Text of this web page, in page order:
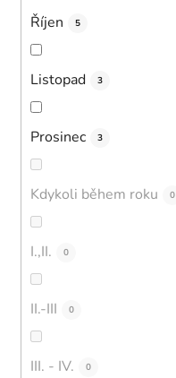
Říjen 5
Listopad 3
Prosinec 3
Kdykoli během roku 0
I.,II. 0
II.-III 0
III. - IV. 0